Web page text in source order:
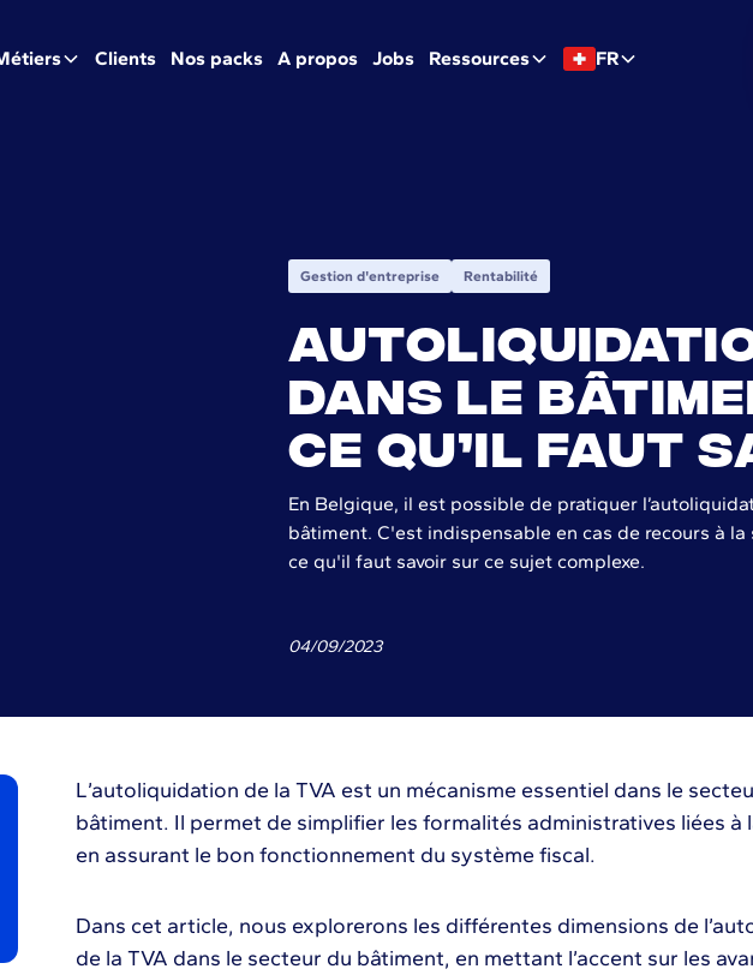
Clients Nos packs A propos Jobs Ressources FR
Gestion d'entreprise Rentabilité
dans le
ce qu’il faut
En Belgique, il est possible de pratiquer
bâtiment. C'est indispensable en cas de recours à
ce qu'il faut savoir sur ce sujet complexe.
04/09/2023
L’autoliquidation de la TVA est un mécanisme essentiel dans le
bâtiment. Il permet de simplifier les formalités administratives liées à
en assurant le bon fonctionnement du système fiscal.
Dans cet article, nous explorerons les différentes dimensions de
de la TVA dans le secteur du bâtiment, en mettant l’accent sur les